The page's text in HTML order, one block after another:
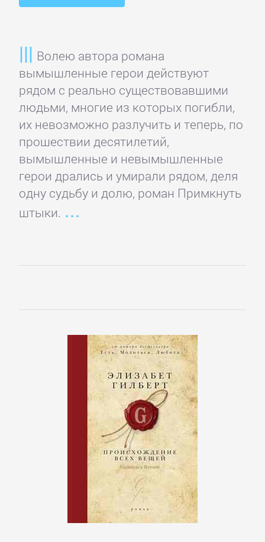
Волею автора романа
вымышленные герои действуют
рядом с реально существовавшими
людьми, многие из которых погибли,
их невозможно разлучить и теперь, по
прошествии десятилетий,
вымышленные и невымышленные
герои дрались и умирали рядом, деля
одну судьбу и долю, роман Примкнуть
штыки.
подбор
Ценные
бумаги,
инвестиции
Экономика
БОЕВИКИ
Боевая
ДЕТЕКТИВЫ
Зарубежные
Иронические